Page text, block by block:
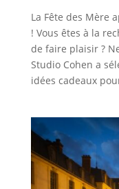
La Fête des Mère
! Vous êtes à la
de faire plaisir ?
Studio Cohen a
idées cadeaux